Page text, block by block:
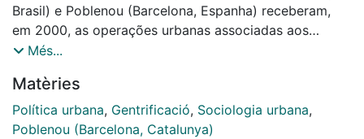
Brasil) e Poblenou (Barcelona, Espanha) receberam,
em 2000, as operações urbanas associadas aos
parques empresariais Porto Digital e 22@Barcelona
semelhante pela entrada de empresas. Com duas
décadas de implantação, esta pesquisa tem como
objetivo analisar comparativamente suas respectivas
Més...
Matèries
Política urbana, Gentrificació, Sociologia urbana,
Poblenou (Barcelona, Catalunya)